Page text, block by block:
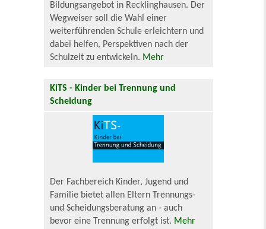
Bildungsangebot in Recklinghausen. Der
Wegweiser soll die Wahl einer
weiterführenden Schule erleichtern und
dabei helfen, Perspektiven nach der
Schulzeit zu entwickeln. Mehr
KiTS - Kinder bei Trennung und
Scheidung
Der Fachbereich Kinder, Jugend und
Familie bietet allen Eltern Trennungs-
und Scheidungsberatung an - auch
bevor eine Trennung erfolgt ist. Mehr